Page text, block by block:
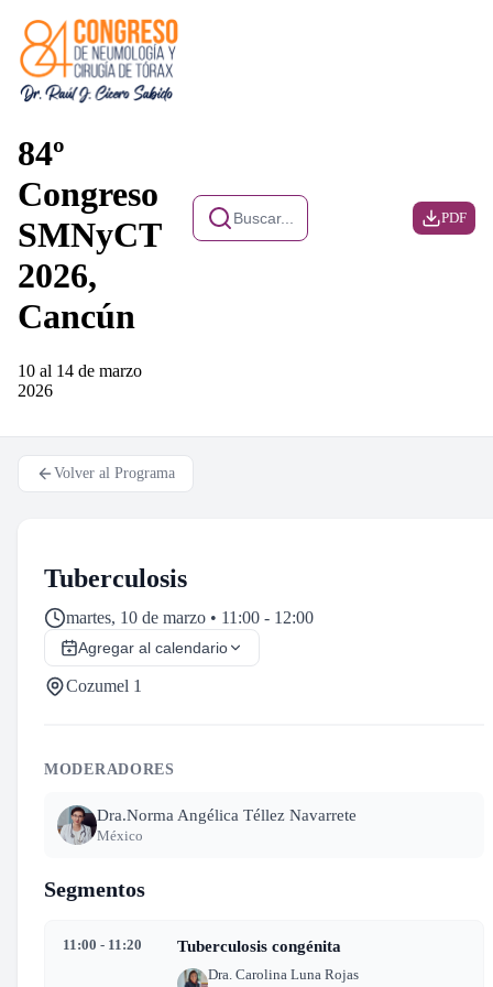
84º
Congreso
SMNyCT
2026,
Cancún
10 al 14 de marzo
2026
Buscar... PDF
Volver al Programa
Tuberculosis
martes, 10 de marzo • 11:00 - 12:00
Agregar al calendario
Cozumel 1
MODERADORES
Dra.Norma Angélica Téllez Navarrete
México
Segmentos
11:00 - 11:20 Tuberculosis congénita
Dra. Carolina Luna Rojas